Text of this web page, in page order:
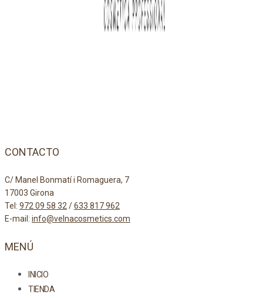
CONTACTO
C/ Manel Bonmatí i Romaguera, 7
17003 Girona
Tel: 972 09 58 32/633 817 962
E-mail: info@velnacosmetics.com
MENÚ
INICIO
TIENDA